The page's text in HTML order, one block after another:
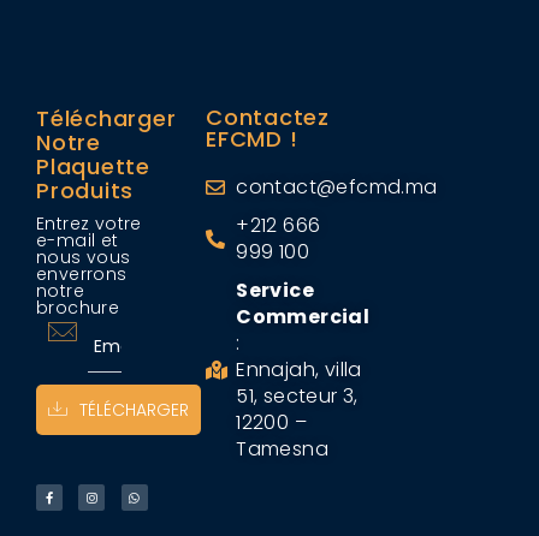
Télécharger
Notre
Plaquette
Produits
Entrez votre
e-mail et
nous vous
enverrons
notre
brochure
TÉLÉCHARGER
Contactez
EFCMD !
contact@efcmd.ma
+212 666
999 100
Service
Commercial
:
Ennajah, villa
51, secteur 3,
12200 –
Tamesna